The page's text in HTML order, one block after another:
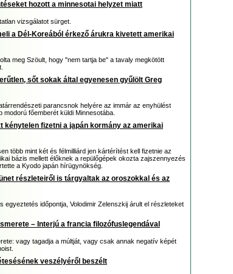
hozott a minnesotai helyzet miatt
vizsgálatot sürget.
a Dél-Koreából érkező árukra kivetett amerikai
meg Szöult, hogy "nem tartja be" a tavaly megkötött
sőt sokak által egyenesen gyűlölt Greg
parancsnok helyére az immár az enyhülést
főemberét küldi Minnesotába.
kénytelen fizetni a japán kormány az amerikai
több mint két és félmilliárd jen kártérítést kell fizetnie az
bázis mellett élőknek a repülőgépek okozta zajszennyezés
a Kyodo japán hírügynökség.
részleteiről is tárgyaltak az oroszokkal és az
egyeztetés időpontja, Volodimir Zelenszkij árult el részleteket
– Interjú a francia filozófuslegendával
vagy tagadja a múltját, vagy csak annak negatív képét
veszélyéről beszélt